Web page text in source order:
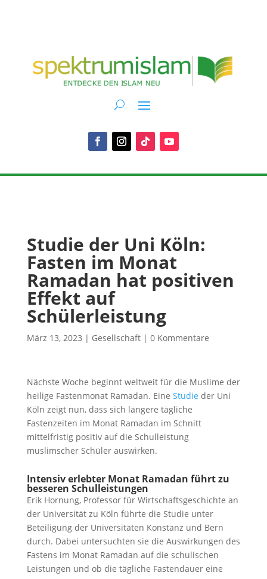
Studie der Uni Köln:
Fasten im Monat
Ramadan hat positiven
Effekt auf
Schülerleistung
März 13, 2023 | Gesellschaft| 0 Kommentare
Nächste Woche beginnt weltweit für die Muslime der
heilige Fastenmonat Ramadan. Eine Studie der Uni
Köln zeigt nun, dass sich längere tägliche
Fastenzeiten im Monat Ramadan im Schnitt
mittelfristig positiv auf die Schulleistung
muslimscher Schüler auswirken.
Intensiv erlebter Monat Ramadan führt zu
besseren Schulleistungen
Erik Hornung, Professor für Wirtschaftsgeschichte an
der Universität zu Köln führte die Studie unter
Beteiligung der Universitäten Konstanz und Bern
durch. Dabei untersuchten sie die Auswirkungen des
Fastens im Monat Ramadan auf die schulischen
Leistungen und ob die tägliche Fastendauer eine